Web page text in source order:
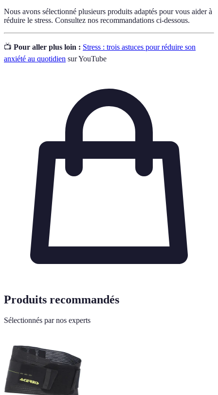
Nous avons sélectionné plusieurs produits adaptés pour vous aider à
réduire le stress. Consultez nos recommandations ci-dessous.
📺 Pour aller plus loin : Stress : trois astuces pour réduire son
anxiété au quotidien sur YouTube
Produits recommandés
Sélectionnés par nos experts